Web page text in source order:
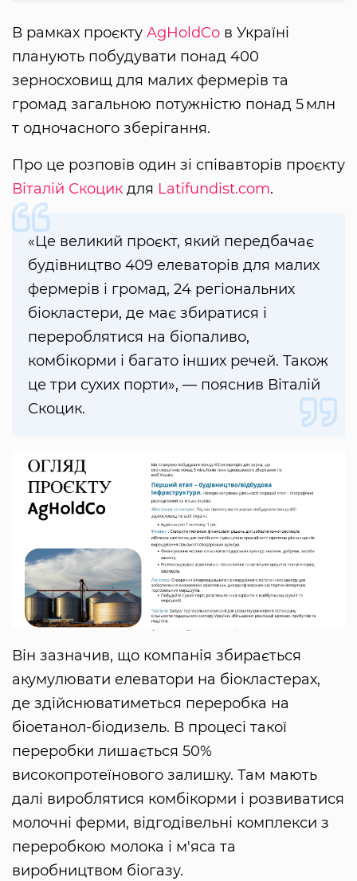
В рамках проєкту AgHoldCo в Україні
планують побудувати понад 400
зерносховищ для малих фермерів та
громад загальною потужністю понад 5 млн
т одночасного зберігання.
Про це розповів один зі співавторів проєкту
Віталій Скоцик для Latifundist.com.
«Це великий проєкт, який передбачає
будівництво 409 елеваторів для малих
фермерів і громад, 24 регіональних
біокластери, де має збиратися і
перероблятися на біопаливо,
комбікорми і багато інших речей. Також
це три сухих порти», — пояснив Віталій
Скоцик.
Він зазначив, що компанія збирається
акумулювати елеватори на біокластерах,
де здійснюватиметься переробка на
біоетанол-біодизель. В процесі такої
переробки лишається 50%
високопротеїнового залишку. Там мають
далі вироблятися комбікорми і розвиватися
молочні ферми, відгодівельні комплекси з
переробкою молока і м'яса та
виробництвом біогазу.